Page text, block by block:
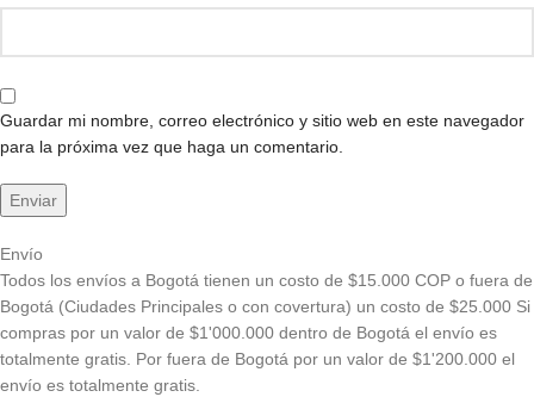
Guardar mi nombre, correo electrónico y sitio web en este navegador
para la próxima vez que haga un comentario.
Envío
Todos los envíos a Bogotá tienen un costo de $15.000 COP o fuera de
Bogotá (Ciudades Principales o con covertura) un costo de $25.000 Si
compras por un valor de $1'000.000 dentro de Bogotá el envío es
totalmente gratis. Por fuera de Bogotá por un valor de $1'200.000 el
envío es totalmente gratis.